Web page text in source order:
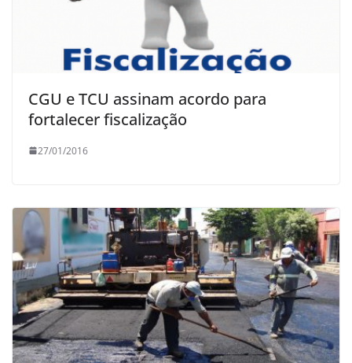
CGU e TCU assinam acordo para
fortalecer fiscalização
27/01/2016